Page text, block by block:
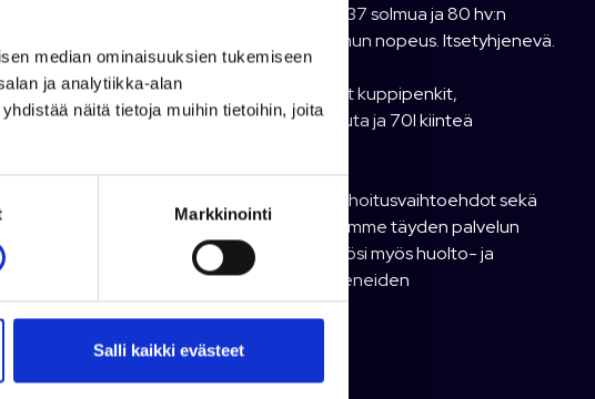
median ominaisuuksien tukemiseen
ja analytiikka-alan
näitä tietoja muihin tietoihin, joita
Markkinointi
Salli kaikki evästeet
Huippunopeus 115 hv:n moottorilla n. 37 solmua ja 80 hv:n
moottorillakin saavutetaan n. 30 solmun nopeus. Itsetyhjenevä.
Vakiovarusteina mm. väliovi, verhoillut kuppipenkit,
laminaattisarja, hydrauliohjaus, kölirauta ja 70l kiinteä
Meidän kauttamme myös edulliset rahoitusvaihtoehdot sekä
Alandian venevakuutus helposti. Olemme täyden palvelun
vene- ja koneliike: tarjoamme käyttöösi myös huolto- ja
talvisäilytyspalvelut, varaosat sekä veneiden
välitysmyyntipalvelun.
Moottorin merkki:
Yamaha